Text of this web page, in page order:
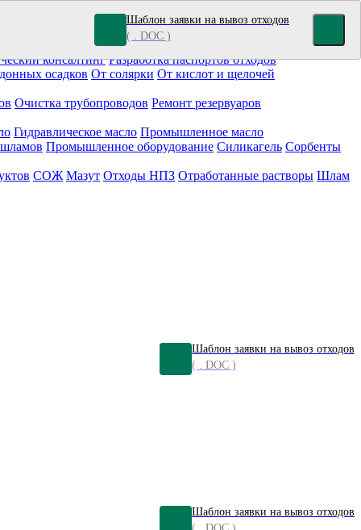
Шаблон заявки на вывоз отходов
( . DOC )
отходы Гальванические отходы
консалтинг Разработка паспортов отходов
осадков От солярки От кислот и щелочей
Очистка трубопроводов Ремонт резервуаров
Гидравлическое масло Промышленное масло
Промышленное оборудование Силикагель Сорбенты
СОЖ Мазут Отходы НПЗ Отработанные растворы Шлам
Шаблон заявки на вывоз отходов
( . DOC )
Шаблон заявки на вывоз отходов